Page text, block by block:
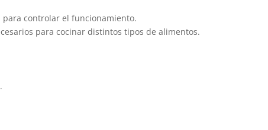
controlar el funcionamiento.
para cocinar distintos tipos de alimentos.